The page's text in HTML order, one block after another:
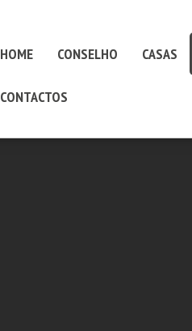
HOME CONSELHO CASAS
CONTACTOS